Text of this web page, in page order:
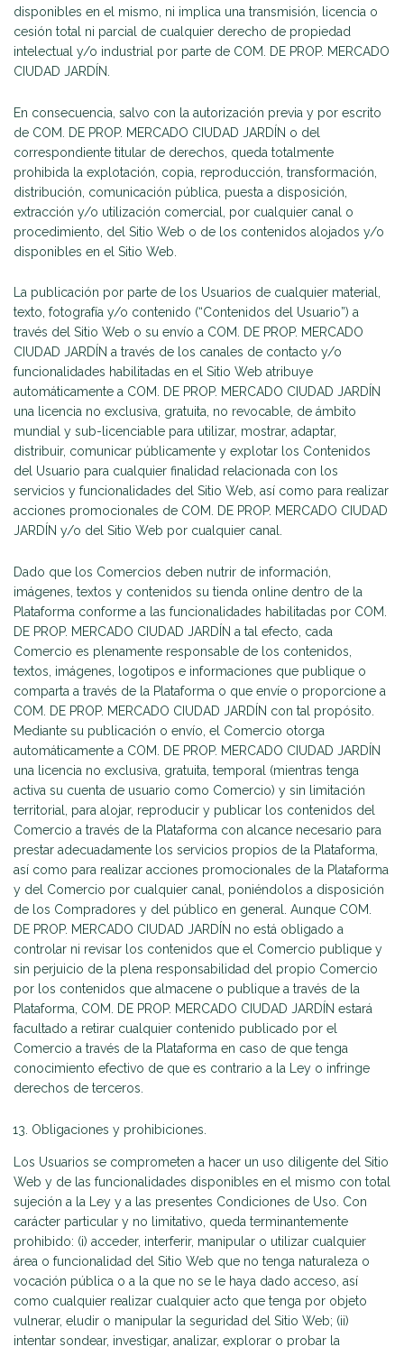
disponibles en el mismo, ni implica una transmisión, licencia o
cesión total ni parcial de cualquier derecho de propiedad
intelectual y/o industrial por parte de COM. DE PROP. MERCADO
CIUDAD JARDÍN.
En consecuencia, salvo con la autorización previa y por escrito
de COM. DE PROP. MERCADO CIUDAD JARDÍN o del
correspondiente titular de derechos, queda totalmente
prohibida la explotación, copia, reproducción, transformación,
distribución, comunicación pública, puesta a disposición,
extracción y/o utilización comercial, por cualquier canal o
procedimiento, del Sitio Web o de los contenidos alojados y/o
disponibles en el Sitio Web.
La publicación por parte de los Usuarios de cualquier material,
texto, fotografía y/o contenido (“Contenidos del Usuario”) a
través del Sitio Web o su envío a COM. DE PROP. MERCADO
CIUDAD JARDÍN a través de los canales de contacto y/o
funcionalidades habilitadas en el Sitio Web atribuye
automáticamente a COM. DE PROP. MERCADO CIUDAD JARDÍN
una licencia no exclusiva, gratuita, no revocable, de ámbito
mundial y sub-licenciable para utilizar, mostrar, adaptar,
distribuir, comunicar públicamente y explotar los Contenidos
del Usuario para cualquier finalidad relacionada con los
servicios y funcionalidades del Sitio Web, así como para realizar
acciones promocionales de COM. DE PROP. MERCADO CIUDAD
JARDÍN y/o del Sitio Web por cualquier canal.
Dado que los Comercios deben nutrir de información,
imágenes, textos y contenidos su tienda online dentro de la
Plataforma conforme a las funcionalidades habilitadas por COM.
DE PROP. MERCADO CIUDAD JARDÍN a tal efecto, cada
Comercio es plenamente responsable de los contenidos,
textos, imágenes, logotipos e informaciones que publique o
comparta a través de la Plataforma o que envíe o proporcione a
COM. DE PROP. MERCADO CIUDAD JARDÍN con tal propósito.
Mediante su publicación o envío, el Comercio otorga
automáticamente a COM. DE PROP. MERCADO CIUDAD JARDÍN
una licencia no exclusiva, gratuita, temporal (mientras tenga
activa su cuenta de usuario como Comercio) y sin limitación
territorial, para alojar, reproducir y publicar los contenidos del
Comercio a través de la Plataforma con alcance necesario para
prestar adecuadamente los servicios propios de la Plataforma,
así como para realizar acciones promocionales de la Plataforma
y del Comercio por cualquier canal, poniéndolos a disposición
de los Compradores y del público en general. Aunque COM.
DE PROP. MERCADO CIUDAD JARDÍN no está obligado a
controlar ni revisar los contenidos que el Comercio publique y
sin perjuicio de la plena responsabilidad del propio Comercio
por los contenidos que almacene o publique a través de la
Plataforma, COM. DE PROP. MERCADO CIUDAD JARDÍN estará
facultado a retirar cualquier contenido publicado por el
Comercio a través de la Plataforma en caso de que tenga
conocimiento efectivo de que es contrario a la Ley o infringe
derechos de terceros.
Obligaciones y prohibiciones.
Los Usuarios se comprometen a hacer un uso diligente del Sitio
Web y de las funcionalidades disponibles en el mismo con total
sujeción a la Ley y a las presentes Condiciones de Uso. Con
carácter particular y no limitativo, queda terminantemente
prohibido: (i) acceder, interferir, manipular o utilizar cualquier
área o funcionalidad del Sitio Web que no tenga naturaleza o
vocación pública o a la que no se le haya dado acceso, así
como cualquier realizar cualquier acto que tenga por objeto
vulnerar, eludir o manipular la seguridad del Sitio Web; (ii)
intentar sondear, investigar, analizar, explorar o probar la